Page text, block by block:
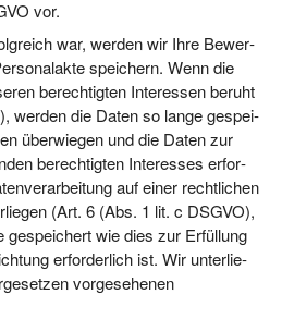
vor.
war, wer­den wir Ihre Bewer­
spei­chern. Wenn die
berech­tig­ten Inter­es­sen beruht
wer­den die Daten so lan­ge gespei­
über­wie­gen und die Daten zur
berech­tig­ten Inter­es­ses erfor­
auf einer recht­li­chen
(Art. 6 (Abs. 1 lit. c DSGVO),
gespei­chert wie dies zur Erfül­lung
erfor­der­lich ist. Wir unter­lie­
vor­ge­se­he­nen